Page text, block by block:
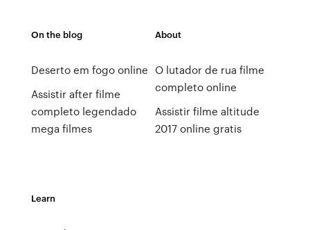
On the blog
Deserto em fogo online
Assistir after filme
completo legendado
mega filmes
About
O lutador de rua filme
completo online
Assistir filme altitude
2017 online gratis
Learn